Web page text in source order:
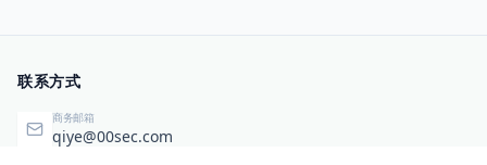
联系方式
商务邮箱
qiye@00sec.com